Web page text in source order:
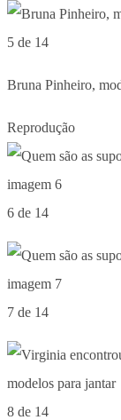
5 de 14
Bruna Pinheiro,
Reprodução
6 de 14
7 de 14
8 de 14